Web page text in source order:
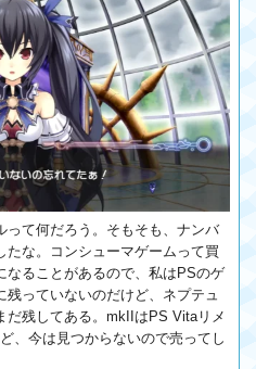
って何だろう。そもそも、ナンバ
たな。コンシューマゲームって買
なることがあるので、私はPSのゲ
っていないのだけど、ネプテュ
だ残してある。mkIIはPS Vitaリメ
、今は見つからないので売ってし